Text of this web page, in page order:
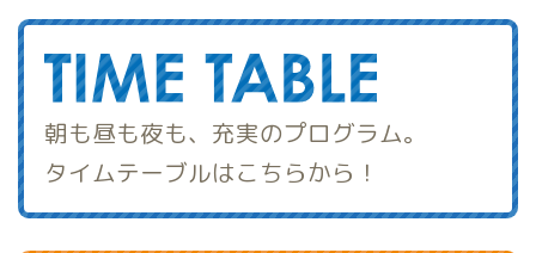
朝も昼も夜も、充実のプログラム。
タイムテーブルはこちらから！